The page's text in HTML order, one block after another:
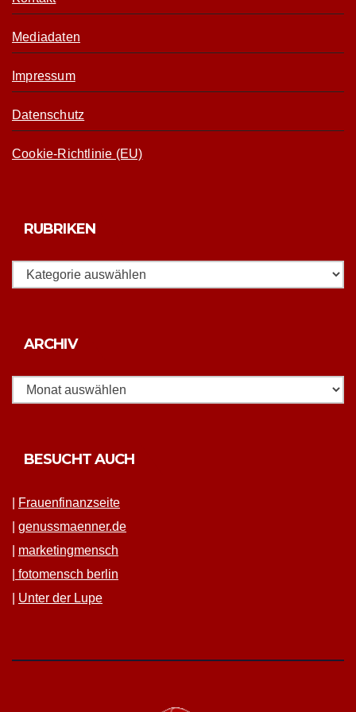
Mediadaten
Impressum
Datenschutz
Cookie-Richtlinie (EU)
RUBRIKEN
Rubriken
ARCHIV
BESUCHT AUCH
Frauen­fi­nanz­seite
genussmaenner.de
mar­ket­ing­men­sch
fotomen­sch berlin
Unter der Lupe